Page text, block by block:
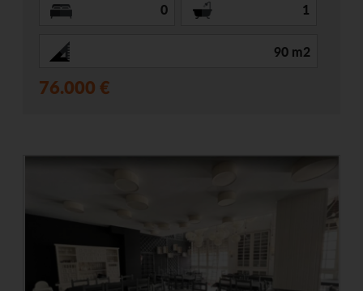
0 1
90 m2
76.000 €